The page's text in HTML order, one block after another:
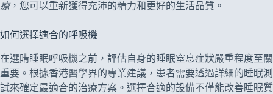
療，您可以重新獲得充沛的精力和更好的生活品質。
如何選擇適合的呼吸機
在選購睡眠呼吸機之前，評估自身的睡眠窒息症狀嚴重程度至關
重要。根據香港醫學界的專業建議，患者需要透過詳細的睡眠測
試來確定最適合的治療方案。選擇合適的設備不僅能改善睡眠質